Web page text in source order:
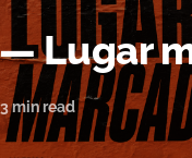
Lugar
3 min read